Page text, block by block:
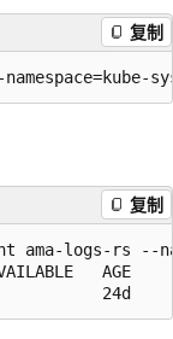
复制
复制
ama-logs-rs --
AGE